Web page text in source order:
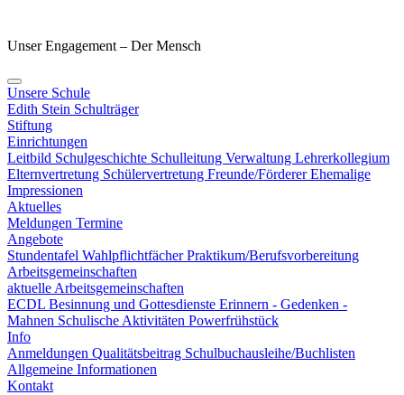
Unser Engagement – Der Mensch
Unsere Schule
Edith Stein Schulträger
Stiftung
Einrichtungen
Leitbild Schulgeschichte Schulleitung Verwaltung Lehrerkollegium
Elternvertretung Schülervertretung Freunde/FördererEhemalige
Impressionen
Aktuelles
Meldungen Termine
Angebote
Stundentafel WahlpflichtfächerPraktikum/Berufsvorbereitung
Arbeitsgemeinschaften
aktuelle Arbeitsgemeinschaften
ECDL Besinnung und Gottesdienste Erinnern - Gedenken -
Mahnen Schulische Aktivitäten Powerfrühstück
Info
Anmeldungen Qualitätsbeitrag Schulbuchausleihe/Buchlisten
Allgemeine Informationen
Kontakt